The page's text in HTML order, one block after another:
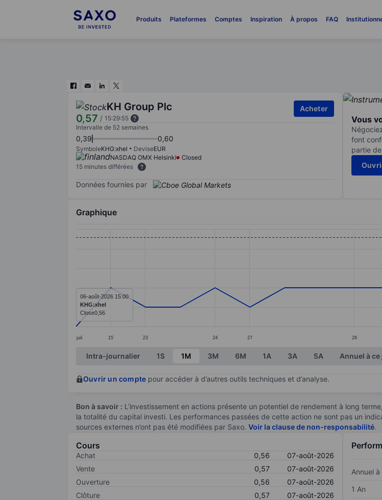
Produits Plateformes Comptes Inspiration À propos FAQ
KH Group Plc
0,57 / 15:29:55
Acheter
Intervalle de 52 semaines
0,39 0,60
SymboleKHG:xhel DeviseEUR
NASDAQ OMX Helsinki
Closed
15 minutes différées
Données fournies par
Vous
font
partie
Graphique
juil. 15 23 24 27 28
06-août-2026 15:00
KHG:xhel
Close0,56
End of interactive chart.
Intra-journalier 1S 1M 3M 6M 1A 3A 5A Annuel à
Ouvrir un compte pour accéder à d’autres outils techniques et d’analyse.
Bon à savoir : L’investissement en actions présente un potentiel de rendement à long
la totalité du capital investi. Les performances passées de cette action ne sont pas un
sources externes n’ont pas été modifiées par Saxo. Voir la clause de non-responsabilité.
Cours
Achat 0,56
07-août-2026
Vente
0,57
07-août-2026
Ouverture
0,56
07-août-2026
Clôture
0,57
07-août-2026
Annuel
1 An